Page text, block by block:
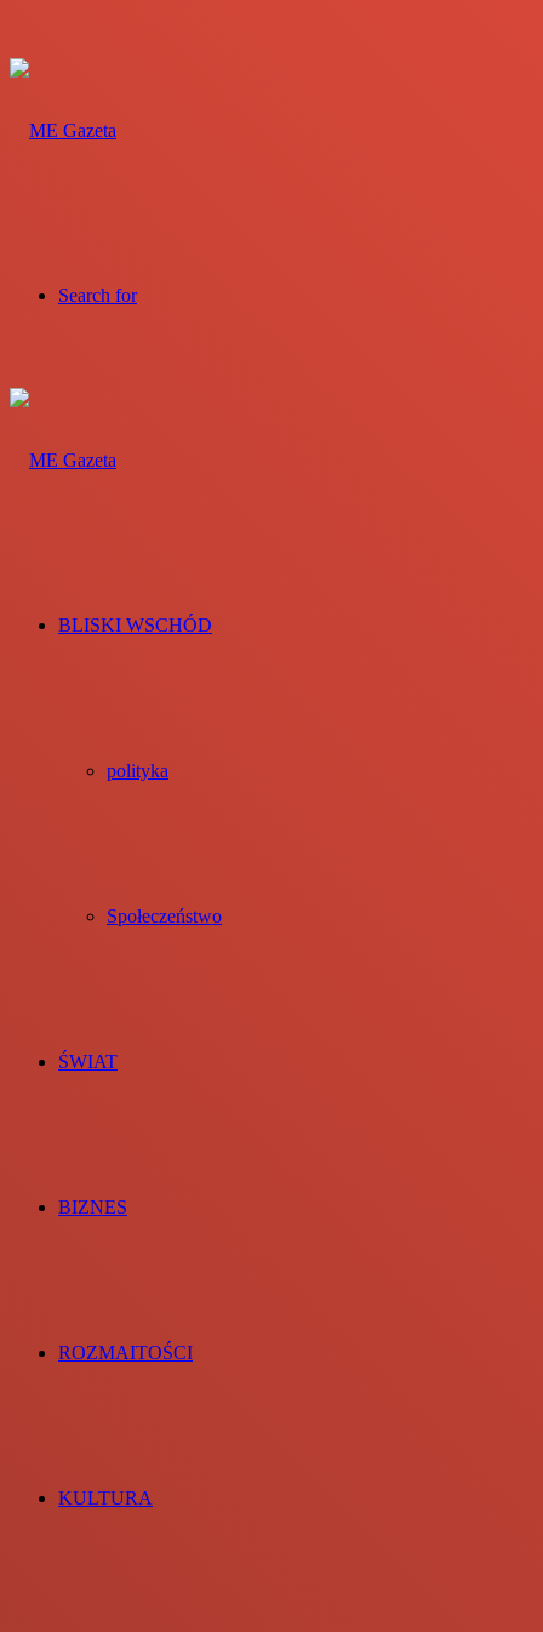
Search for
BLISKI WSCHÓD
polityka
Społeczeństwo
ŚWIAT
BIZNES
ROZMAITOŚCI
KULTURA